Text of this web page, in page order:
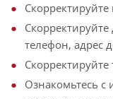
телефон, адрес
Скорректируйте
Ознакомьтесь